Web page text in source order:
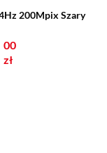
200Mpix Szary
299 zł
00
zł